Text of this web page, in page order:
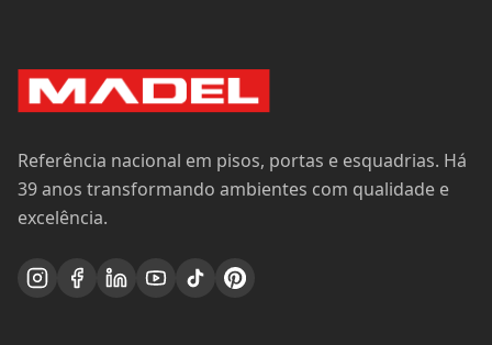
Referência nacional em pisos, portas e esquadrias. Há
39 anos transformando ambientes com qualidade e
excelência.